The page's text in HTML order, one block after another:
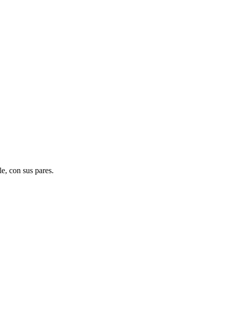
con sus pares.